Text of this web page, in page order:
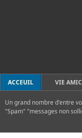
ACCEUIL VIE
Un grand nombre d'entre
"Spam" "messages non